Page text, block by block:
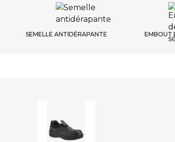
SEMELLE ANTIDÉRAPANTE EMBOUT